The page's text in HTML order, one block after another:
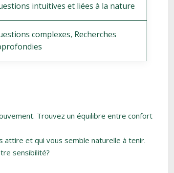
intuitives et liées à la nature
complexes, Recherches
Trouvez un équilibre entre confort
attire et qui vous semble naturelle à tenir.
sensibilité?